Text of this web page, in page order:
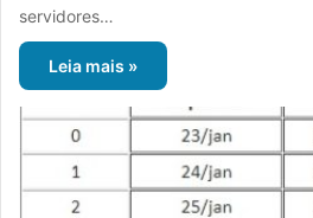
servidores…
Leia mais »